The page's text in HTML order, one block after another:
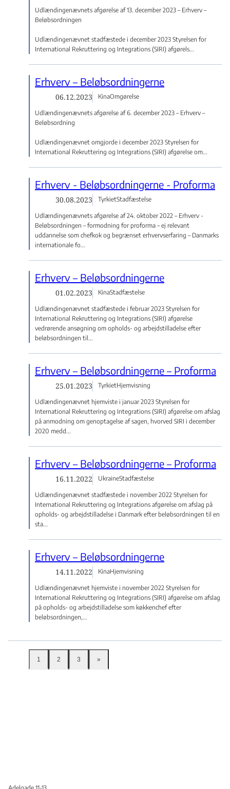
Udlændingenævnets afgørelse af 13. december 2023 – Erhverv –
Beløbsordningen
Udlændingenævnet stadfæstede i december 2023 Styrelsen for
International Rekruttering og Integrations (SIRI) afgørels...
Erhverv – Beløbsordningerne
06.12.2023 KinaOmgørelse
Udlændingenævnets afgørelse af 6. december 2023 – Erhverv –
Beløbsordning
Udlændingenævnet omgjorde i december 2023 Styrelsen for
International Rekruttering og Integrations (SIRI) afgørelse om...
Erhverv - Beløbsordningerne - Proforma
30.08.2023 TyrkietStadfæstelse
Udlændingenævnets afgørelse af 24. oktober 2022 – Erhverv -
Beløbsordningen – formodning for proforma – ej relevant
uddannelse som chefkok og begrænset erhvervserfaring – Danmarks
internationale fo...
Erhverv – Beløbsordningerne
01.02.2023 KinaStadfæstelse
Udlændingenævnet stadfæstede i februar 2023 Styrelsen for
International Rekruttering og Integrations (SIRI) afgørelse
vedrørende ansøgning om opholds- og arbejdstilladelse efter
beløbsordningen til...
Erhverv – Beløbsordningerne – Proforma
25.01.2023 TyrkietHjemvisning
Udlændingenævnet hjemviste i januar 2023 Styrelsen for
International Rekruttering og Integrations (SIRI) afgørelse om afslag
på anmodning om genoptagelse af sagen, hvorved SIRI i december
2020 medd...
Erhverv – Beløbsordningerne – Proforma
16.11.2022 UkraineStadfæstelse
Udlændingenævnet stadfæstede i november 2022 Styrelsen for
International Rekruttering og Integrations afgørelse om afslag på
opholds- og arbejdstilladelse i Danmark efter beløbsordningen til en
sta...
Erhverv – Beløbsordningerne
14.11.2022 KinaHjemvisning
Udlændingenævnet hjemviste i november 2022 Styrelsen for
International Rekruttering og Integrations (SIRI) afgørelse om afslag
på opholds- og arbejdstilladelse som køkkenchef efter
beløbsordningen,...
1 2 3 »